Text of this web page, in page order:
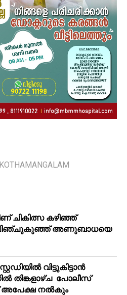
KOTHAMANGALAM
ചികിത്സ കഴിഞ്ഞ്
പിഞ്ചുകുഞ്ഞ് അണുബാധയെ
വിട്ടുകിട്ടാന്‍
തിങ്കളാഴ്ച പോലീസ്
അപേക്ഷ നല്‍കും